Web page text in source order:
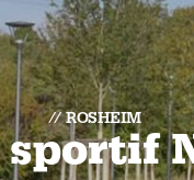
ROSHEIM
sportif